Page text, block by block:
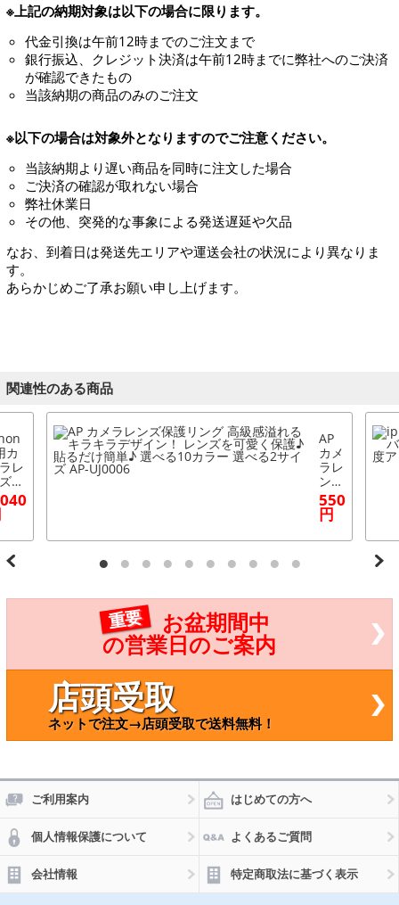
※上記の納期対象は以下の場合に限ります。
代金引換は午前12時までのご注文まで
銀行振込、クレジット決済は午前12時までに弊社へのご決済
が確認できたもの
当該納期の商品のみのご注文
※以下の場合は対象外となりますのでご注意ください。
当該納期より遅い商品を同時に注文した場合
ご決済の確認が取れない場合
弊社休業日
その他、突発的な事象による発送遅延や欠品
なお、到着日は発送先エリアや運送会社の状況により異なりま
す。
あらかじめご了承お願い申し上げます。
関連性のある商品
カ
レ
カ
ミ
＋
ガ
る
AP
カメ
ラレ
ンズ
保護
リン
グ
高級
キラ
ズを
だけ
べる
ズ A
P-UJ
000
550
円
重要
お盆期間中
の営業日のご案内
店頭受取
ネットで注文→店頭受取で送料無料！
ご利用案内 はじめての方へ
個人情報保護について よくあるご質問
会社情報 特定商取法に基づく表示